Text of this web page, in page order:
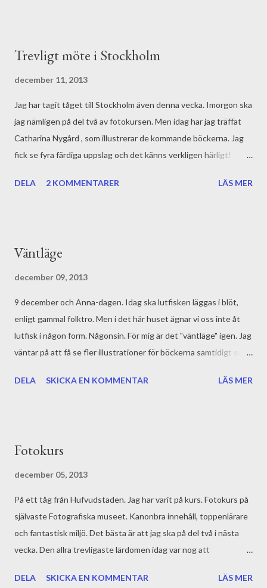
Trevligt möte i Stockholm
december 11, 2013
Jag har tagit tåget till Stockholm även denna vecka. Imorgon ska
jag nämligen på del två av fotokursen. Men idag har jag träffat
Catharina Nygård , som illustrerar de kommande böckerna. Jag
fick se fyra färdiga uppslag och det känns verkligen härligt!
stämningen i texten förstärks på ett bra sätt. Catharina jobbar i
Förutom att jag fick se bilderna var det väldigt trevligt att vi
Catharina och jag har hunnit prata både jobb o...
DELA 2 KOMMENTARER LÄS MER
Väntläge
december 09, 2013
9 december och Anna-dagen. Idag ska lutfisken läggas i blöt,
enligt gammal folktro. Men i det här huset ägnar vi oss inte åt
lutfisk i någon form. Någonsin. För mig är det "väntläge" igen. Jag
väntar på att få se fler illustrationer för böckerna samtidigt som
som väntar på mig, exempelvis redigering i aktuella manus. Men
blogginlägg från mig ;-)
DELA SKICKA EN KOMMENTAR LÄS MER
Fotokurs
december 05, 2013
På ett tåg från Hufvudstaden. Jag har varit på kurs. Fotokurs på
självaste Fotografiska museet. Kanonbra innehåll, toppenlärare
och fantastisk miljö. Det bästa är att jag ska på del två i nästa
vecka. Den allra trevligaste lärdomen idag var nog att
inte alls lära sig kamerans alla inställningar. Om man inte vill
DELA SKICKA EN KOMMENTAR LÄS MER